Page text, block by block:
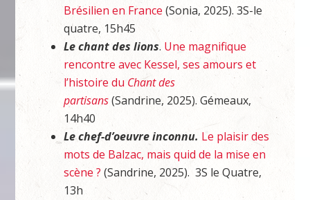
Brésilien en France(Sonia, 2025). 3S-le
quatre, 15h45
Le chant des lions. Une magnifique
rencontre avec Kessel, ses amours et
l’histoire du Chant des
partisans(Sandrine, 2025). Gémeaux,
14h40
Le chef-d’oeuvre inconnu. Le plaisir des
mots de Balzac, mais quid de la mise en
scène ? (Sandrine, 2025). 3S le Quatre,
13h